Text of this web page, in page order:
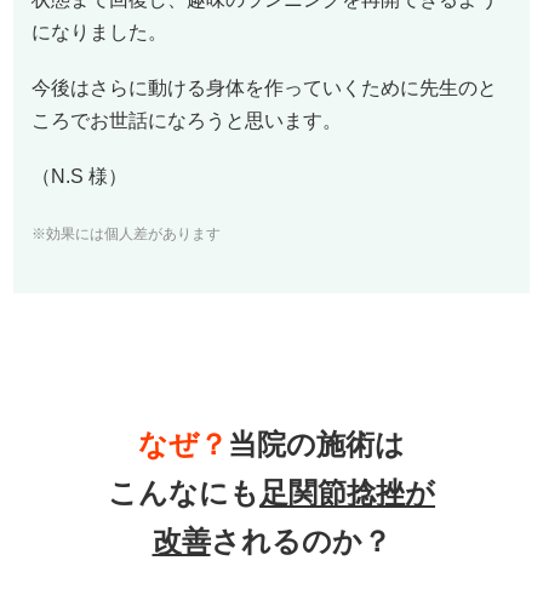
になりました。
今後はさらに動ける身体を作っていくために先生のと
ころでお世話になろうと思います。
（N.S 様）
※効果には個人差があります
なぜ？ 当院の施術は
こんなにも足関節捻挫が
改善されるのか？